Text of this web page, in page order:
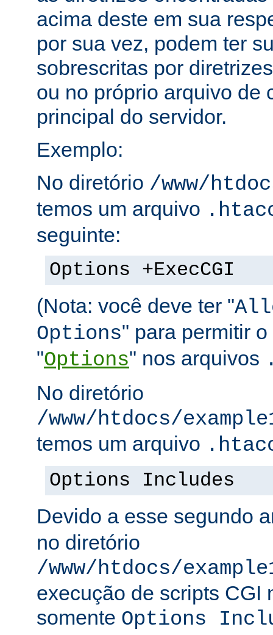
acima deste em sua
por sua vez, podem ter
sobrescritas por
ou no próprio arquivo de
principal do servidor.
Exemplo:
No diretório /www/
temos um arquivo
seguinte:
Options +ExecCGI
(Nota: você deve ter "
Options" para permitir
"Options" nos arquivos
No diretório
/www/htdocs/
temos um arquivo
Options Includes
Devido a esse segundo
no diretório
/www/htdocs/
execução de scripts CGI
somente Options